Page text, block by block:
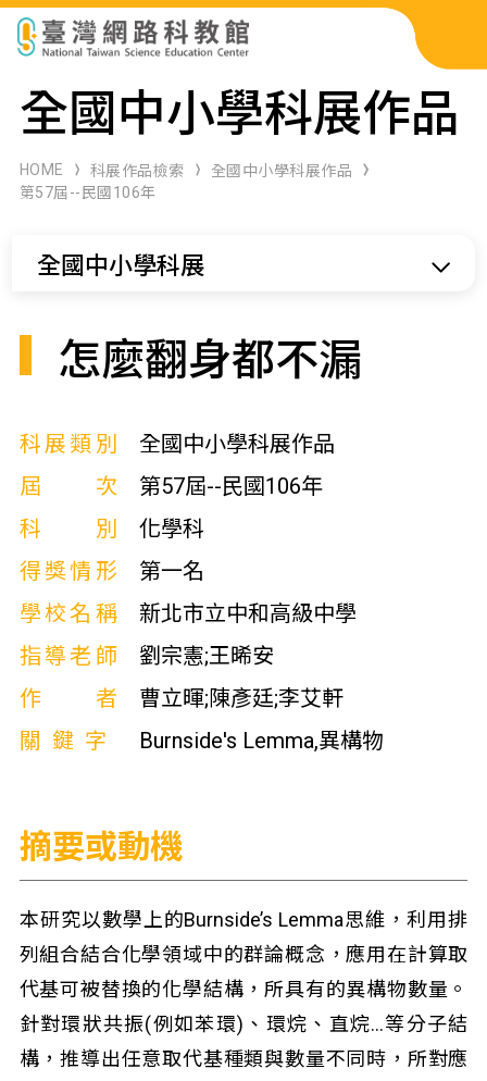
科展作品檢索
科學研習月刊
全國中小學科展作品
HOME 科展作品檢索
全國中小學科展作品
第57屆--民國106年
全國中小學科展
怎麼翻身都不漏
科展類別
全國中小學科展作品
屆次
第57屆--民國106年
科別
化學科
得獎情形
第一名
學校名稱
新北市立中和高級中學
指導老師
劉宗憲;王晞安
作者
曹立暉;陳彥廷;李艾軒
關鍵字
Burnside's Lemma,異構物
摘要或動機
本研究以數學上的Burnside’s Lemma思維，利用排
列組合結合化學領域中的群論概念，應用在計算取
代基可被替換的化學結構，所具有的異構物數量。
針對環狀共振(例如苯環)、環烷、直烷…等分子結
構，推導出任意取代基種類與數量不同時，所對應